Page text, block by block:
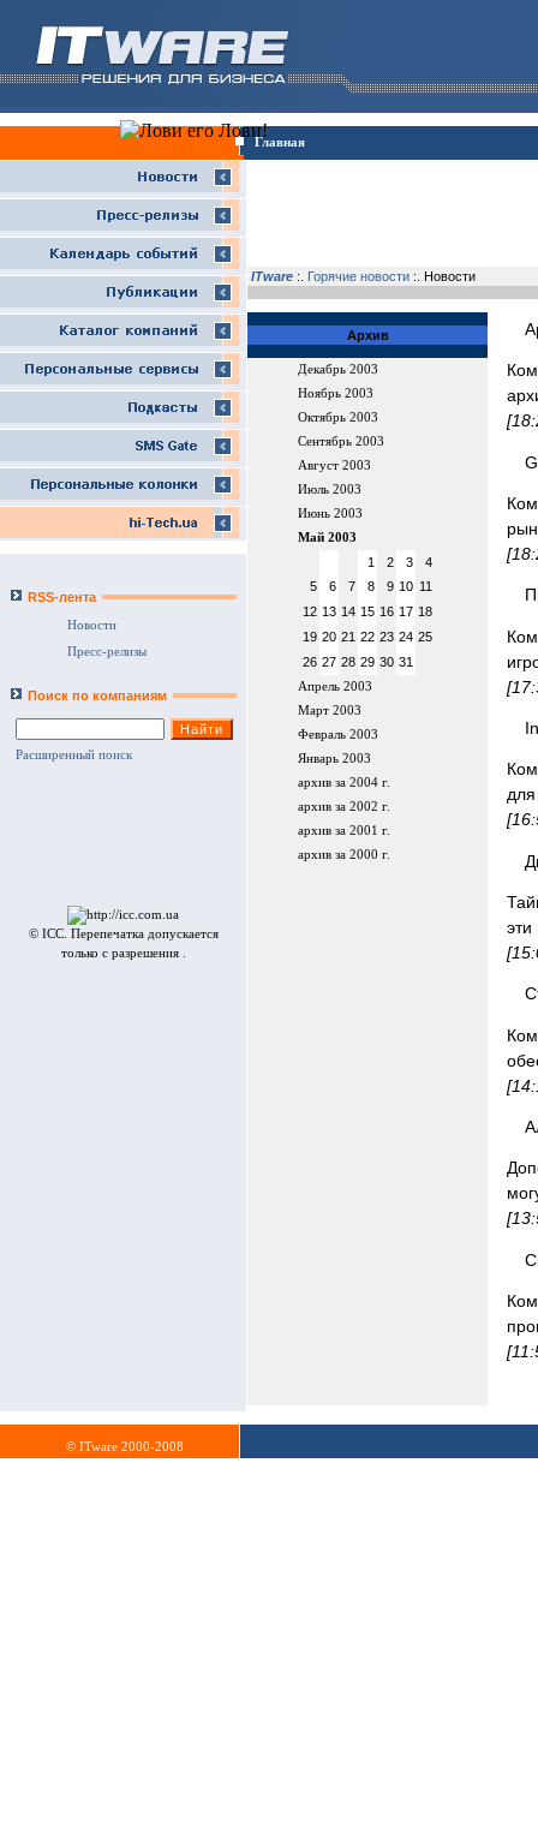
Главная
RSS-лента
Новости
Пресс-релизы
Поиск по компаниям
Расширенный поиск
© ICC. Перепечатка допускается
только с разрешения .
ITware :. Горячие новости :. Новости
Архив
Декабрь 2003
Ноябрь 2003
Октябрь 2003
Сентябрь 2003
Август 2003
Июль 2003
Июнь 2003
Май 2003
1 2 3
4
5
6 7 8 9 10 11
12 13 14 15 16 17 18
19 20 21 22 23 24 25
26 27 28 29 30 31
Апрель 2003
Март 2003
Февраль 2003
Январь 2003
архив за 2004 г.
архив за 2002 г.
архив за 2001 г.
архив за 2000 г.
эти
© ITware 2000-2008